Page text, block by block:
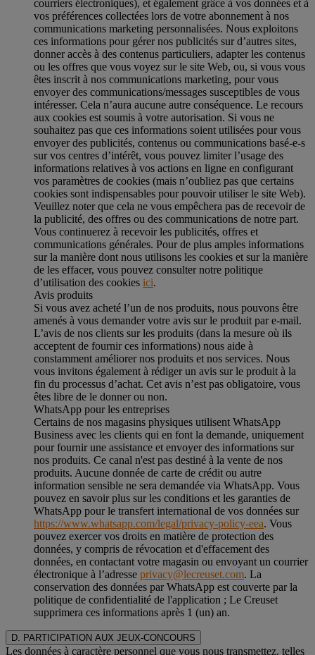
courriers électroniques), et également grâce à vos données et à
vos préférences collectées lors de votre abonnement à nos
communications marketing personnalisées. Nous exploitons
ces informations pour gérer nos publicités sur d’autres sites,
donner accès à des contenus particuliers, adapter les contenus
ou les offres que vous voyez sur le site Web, ou, si vous vous
êtes inscrit à nos communications marketing, pour vous
envoyer des communications/messages susceptibles de vous
intéresser. Cela n’aura aucune autre conséquence. Le recours
aux cookies est soumis à votre autorisation. Si vous ne
souhaitez pas que ces informations soient utilisées pour vous
envoyer des publicités, contenus ou communications basé-e-s
sur vos centres d’intérêt, vous pouvez limiter l’usage des
informations relatives à vos actions en ligne en configurant
vos paramètres de cookies (mais n’oubliez pas que certains
cookies sont indispensables pour pouvoir utiliser le site Web).
Veuillez noter que cela ne vous empêchera pas de recevoir de
la publicité, des offres ou des communications de notre part.
Vous continuerez à recevoir les publicités, offres et
communications générales. Pour de plus amples informations
sur la manière dont nous utilisons les cookies et sur la manière
de les effacer, vous pouvez consulter notre politique
d’utilisation des cookies ici.
Avis produits
Si vous avez acheté l’un de nos produits, nous pouvons être
amenés à vous demander votre avis sur le produit par e-mail.
L’avis de nos clients sur les produits (dans la mesure où ils
acceptent de fournir ces informations) nous aide à
constamment améliorer nos produits et nos services. Nous
vous invitons également à rédiger un avis sur le produit à la
fin du processus d’achat. Cet avis n’est pas obligatoire, vous
êtes libre de le donner ou non.
WhatsApp pour les entreprises
Certains de nos magasins physiques utilisent WhatsApp
Business avec les clients qui en font la demande, uniquement
pour fournir une assistance et envoyer des informations sur
nos produits. Ce canal n'est pas destiné à la vente de nos
produits. Aucune donnée de carte de crédit ou autre
information sensible ne sera demandée via WhatsApp. Vous
pouvez en savoir plus sur les conditions et les garanties de
WhatsApp pour le transfert international de vos données sur
https://www.whatsapp.com/legal/privacy-policy-eea. Vous
pouvez exercer vos droits en matière de protection des
données, y compris de révocation et d'effacement des
données, en contactant votre magasin ou envoyant un courrier
électronique à l’adresse privacy@lecreuset.com. La
conservation des données par WhatsApp est couverte par la
politique de confidentialité de l'application ; Le Creuset
supprimera ces informations après 1 (un) an.
D. PARTICIPATION AUX JEUX-CONCOURS
Les données à caractère personnel que vous nous transmettez, telles